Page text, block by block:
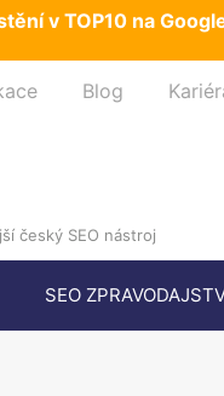
v TOP10 na
Blog
český SEO nástroj
SEO